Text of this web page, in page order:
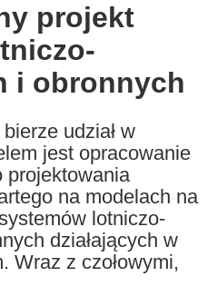
projekt
i obronnych
udział w
jest opracowanie
projektowania
na modelach na
lotniczo-
działających w
Wraz z czołowymi,